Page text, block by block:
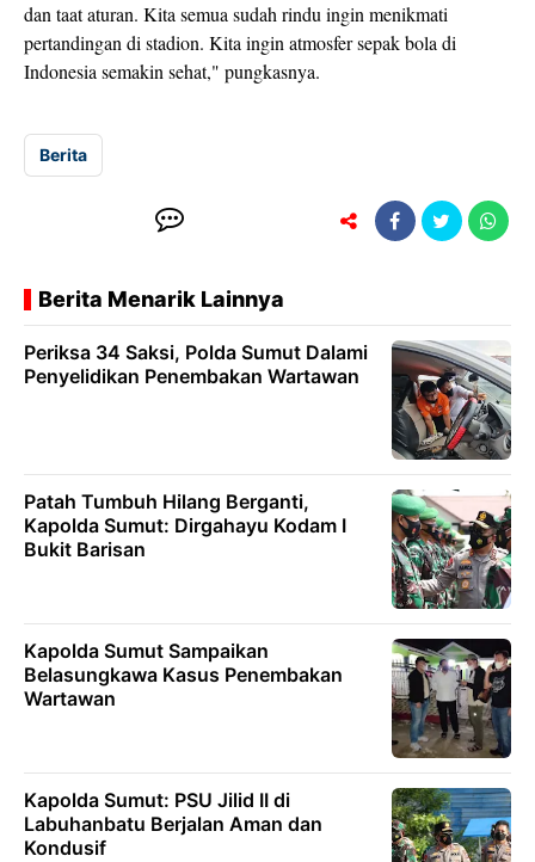
dan taat aturan. Kita semua sudah rindu ingin menikmati
pertandingan di stadion. Kita ingin atmosfer sepak bola di
Indonesia semakin sehat," pungkasnya.
Berita
Berita Menarik Lainnya
Periksa 34 Saksi, Polda Sumut Dalami
Penyelidikan Penembakan Wartawan
Patah Tumbuh Hilang Berganti,
Kapolda Sumut: Dirgahayu Kodam I
Bukit Barisan
Kapolda Sumut Sampaikan
Belasungkawa Kasus Penembakan
Wartawan
Kapolda Sumut: PSU Jilid II di
Labuhanbatu Berjalan Aman dan
Kondusif